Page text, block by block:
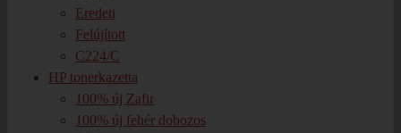
Eredeti
Felújított
C224/C
HP tonerkazetta
100% új Zafir
100% új fehér dobozos